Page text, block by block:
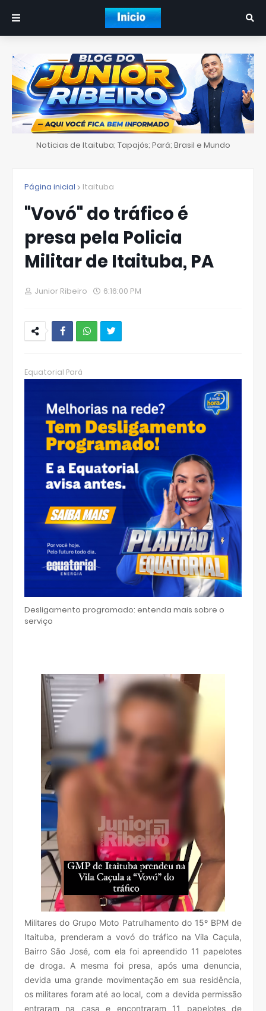
Noticias de Itaituba; Tapajós; Pará; Brasil e Mundo
Página inicial Itaituba
"Vovó" do tráfico é
presa pela Policia
Militar de Itaituba, PA
Junior Ribeiro 6:16:00 PM
hats
p
Equatorial Pará
Desligamento programado: entenda mais sobre o
serviço
Militares do Grupo Moto Patrulhamento do 15º BPM de
Itaituba, prenderam a vovó do tráfico na Vila Caçula,
Bairro São José, com ela foi apreendido 11 papelotes
de droga. A mesma foi presa, após uma denuncia,
devida uma grande movimentação em sua residência,
os militares foram até ao local, com a devida permissão
entraram na casa e encontraram 11 papelotes de